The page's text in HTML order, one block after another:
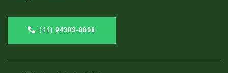
(11) 94303‑8808